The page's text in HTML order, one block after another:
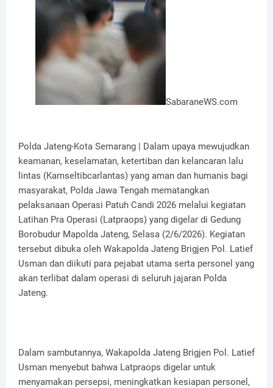
SabaraneWS.com
Polda Jateng-Kota Semarang | Dalam upaya mewujudkan
keamanan, keselamatan, ketertiban dan kelancaran lalu
lintas (Kamseltibcarlantas) yang aman dan humanis bagi
masyarakat, Polda Jawa Tengah mematangkan
pelaksanaan Operasi Patuh Candi 2026 melalui kegiatan
Latihan Pra Operasi (Latpraops) yang digelar di Gedung
Borobudur Mapolda Jateng, Selasa (2/6/2026). Kegiatan
tersebut dibuka oleh Wakapolda Jateng Brigjen Pol. Latief
Usman dan diikuti para pejabat utama serta personel yang
akan terlibat dalam operasi di seluruh jajaran Polda
Jateng.
Dalam sambutannya, Wakapolda Jateng Brigjen Pol. Latief
Usman menyebut bahwa Latpraops digelar untuk
menyamakan persepsi, meningkatkan kesiapan personel,